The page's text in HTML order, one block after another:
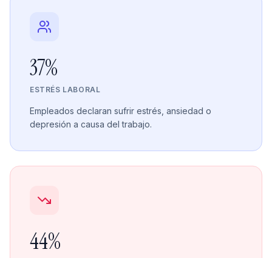
37%
ESTRÉS LABORAL
Empleados declaran sufrir estrés, ansiedad o
depresión a causa del trabajo.
44%